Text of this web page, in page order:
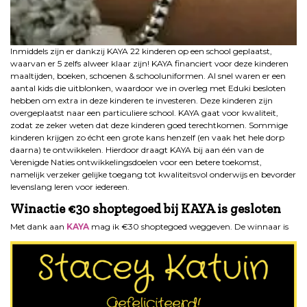
Inmiddels zijn er dankzij KAYA 22 kinderen op een school geplaatst,
waarvan er 5 zelfs alweer klaar zijn! KAYA financiert voor deze kinderen
maaltijden, boeken, schoenen & schooluniformen. Al snel waren er een
aantal kids die uitblonken, waardoor we in overleg met Eduki besloten
hebben om extra in deze kinderen te investeren. Deze kinderen zijn
overgeplaatst naar een particuliere school. KAYA gaat voor kwaliteit,
zodat ze zeker weten dat deze kinderen goed terechtkomen. Sommige
kinderen krijgen zo écht een grote kans henzelf (en vaak het hele dorp
daarna) te ontwikkelen. Hierdoor draagt KAYA bij aan één van de
Verenigde Naties ontwikkelingsdoelen voor een betere toekomst,
namelijk verzeker gelijke toegang tot kwaliteitsvol onderwijs en bevorder
levenslang leren voor iedereen.
Winactie €30 shoptegoed bij KAYA is gesloten
Met dank aan KAYA mag ik €30 shoptegoed weggeven. De winnaar is